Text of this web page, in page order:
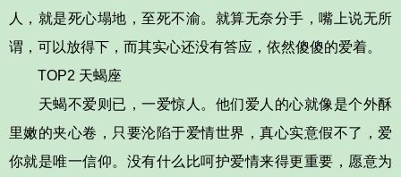
人，就是死心塌地，至死不渝。就算无奈分手，嘴上说无所
谓，可以放得下，而其实心还没有答应，依然傻傻的爱着。
TOP2 天蝎座
天蝎不爱则已，一爱惊人。他们爱人的心就像是个外酥
里嫩的夹心卷，只要沦陷于爱情世界，真心实意假不了，爱
你就是唯一信仰。没有什么比呵护爱情来得更重要，愿意为